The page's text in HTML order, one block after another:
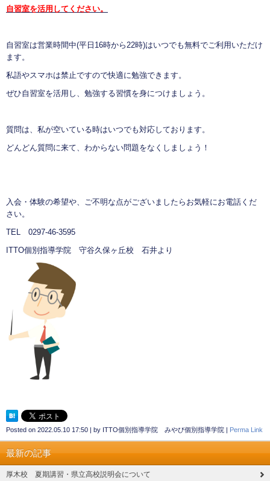
自習室を活用してください。
自習室は営業時間中(平日16時から22時)はいつでも無料でご利用いただけ
ます。
私語やスマホは禁止ですので快適に勉強できます。
ぜひ自習室を活用し、勉強する習慣を身につけましょう。
質問は、私が空いている時はいつでも対応しております。
どんどん質問に来て、わからない問題をなくしましょう！
入会・体験の希望や、ご不明な点がございましたらお気軽にお電話くだ
さい。
TEL 0297-46-3595
ITTO個別指導学院 守谷久保ヶ丘校 石井より
Posted on 2022.05.10 17:50 by ITTO個別指導学院 みやび個別指導学院 Perma Link
最新の記事
厚木校 夏期講習・県立高校説明会について